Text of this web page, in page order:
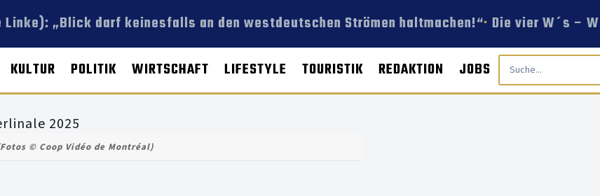
Linke): „Blick darf keinesfalls an den westdeutschen Strömen haltmachen!“ Die vier W´s –
KULTUR POLITIK WIRTSCHAFT LIFESTYLE TOURISTIK REDAKTION JOBS
© Coop Vidéo de Montréal)